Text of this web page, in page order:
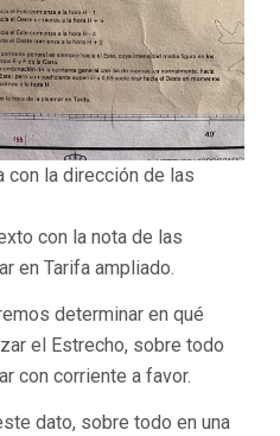
con la dirección de las
con la nota de las
en Tarifa ampliado.
determinar en qué
el Estrecho, sobre todo
con corriente a favor.
dato, sobre todo en una